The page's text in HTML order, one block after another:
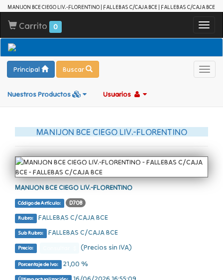
MANIJON BCE CIEGO LIV.-FLORENTINO | FALLEBAS C/CAJA BCE | FALLEBAS C/CAJA BCE
Carrito 0
Principal Buscar
Nuestros Productos Usuarios
MANIJON BCE CIEGO LIV.-FLORENTINO
MANIJON BCE CIEGO LIV.-FLORENTINO
Código de Artículo: D708
Rubro: FALLEBAS C/CAJA BCE
Sub Rubro: FALLEBAS C/CAJA BCE
Precio: (Precios sin IVA)
Porcentaje de Iva: 21,00 %